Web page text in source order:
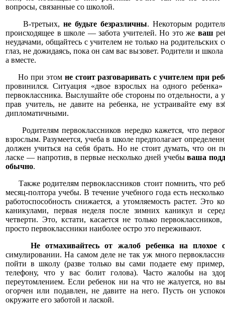
вопросы, связанные со школой.
В-третьих, не будьте безразличны. Некоторым
происходящее в школе — забота учителей. Но это же ваш
неудачами, общайтесь с учителем не только на родительских
глаз, не дожидаясь, пока он сам вас вызовет. Родители и
а вместе.
Но при этом не стоит разговаривать с учителем при
провинился. Ситуация «двое взрослых на одного
первоклассника. Выслушайте обе стороны по отдельности,
прав учитель, не давите на ребенка, не устраивайте ему
дипломатичными.
Родителям первоклассников нередко кажется, что
взрослым. Разумеется, учеба в школе предполагает
должен учиться на себя брать. Но не стоит думать, что он
ласке — напротив, в первые несколько дней учебываша
обычно.
Также родителям первоклассников стоит помнить, что
месяц-полтора учебы. В течение учебного года есть
работоспособность снижается, а утомляемость растет. Это
каникулами, первая неделя после зимних каникул и
четверти. Это, кстати, касается не только
просто первоклассники наиболее остро это переживают.
Не отмахивайтесь от жалоб ребенка на плохое
симулировании. На самом деле не так уж много
пойти в школу (разве только вы сами подаете ему
телефону, что у вас болит голова). Часто жалобы на
переутомлением. Если ребенок ни на что не жалуется, но
огорчен или подавлен, не давите на него. Пусть он
окружите его заботой и лаской.